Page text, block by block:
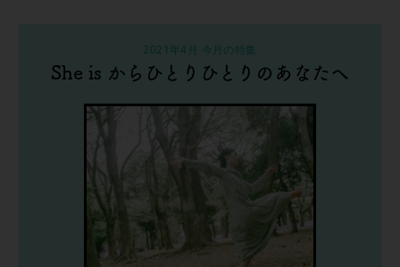
2021年4月 今月の特集
She is からひとりひとりのあなたへ